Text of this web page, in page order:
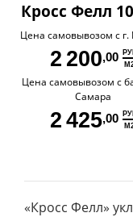
Кросс Фелл
Цена самовывозом с г.
2 200,00
Цена самовывозом с
Самара
2 425,00
«Кросс Фелл»